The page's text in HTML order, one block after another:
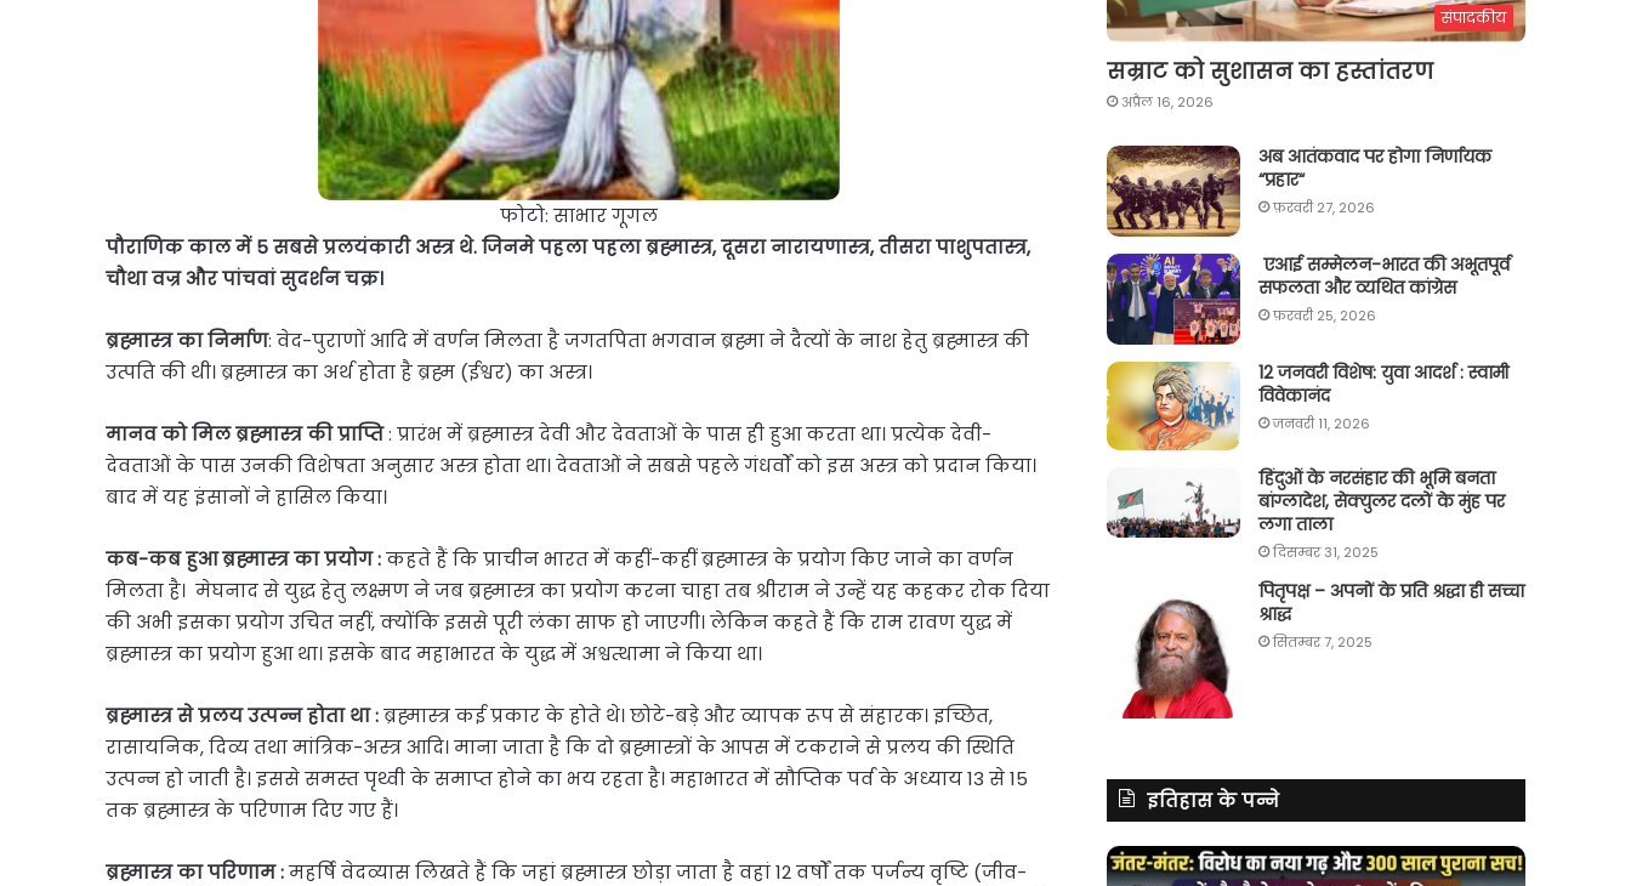
फोटो: साभार गूगल
पौराणिक काल में 5 सबसे प्रलयंकारी अस्त्र थे. जिनमे पहला पहला ब्रह्मास्त्र, दूसरा नारायणास्त्र, तीसरा पाशुपतास्त्र,
चौथा वज्र और पांचवां सुदर्शन चक्र।
ब्रह्मास्त्र का निर्माण: वेद-पुराणों आदि में वर्णन मिलता है जगतपिता भगवान ब्रह्मा ने दैत्यों के नाश हेतु ब्रह्मास्त्र की
उत्पति की थी। ब्रह्मास्त्र का अर्थ होता है ब्रह्म (ईश्वर) का अस्त्र।
मानव को मिल ब्रह्मास्त्र की प्राप्ति: प्रारंभ में ब्रह्मास्त्र देवी और देवताओं के पास ही हुआ करता था। प्रत्येक देवी-
देवताओं के पास उनकी विशेषता अनुसार अस्त्र होता था। देवताओं ने सबसे पहले गंधर्वों को इस अस्त्र को प्रदान किया।
बाद में यह इंसानों ने हासिल किया।
कब-कब हुआ ब्रह्मास्त्र का प्रयोग :कहते हैं कि प्राचीन भारत में कहीं-कहीं ब्रह्मास्त्र के प्रयोग किए जाने का वर्णन
मिलता है। मेघनाद से युद्ध हेतु लक्ष्मण ने जब ब्रह्मास्त्र का प्रयोग करना चाहा तब श्रीराम ने उन्हें यह कहकर रोक दिया
की अभी इसका प्रयोग उचित नहीं, क्योंकि इससे पूरी लंका साफ हो जाएगी। लेकिन कहते हैं कि राम रावण युद्ध में
ब्रह्मास्त्र का प्रयोग हुआ था। इसके बाद महाभारत के युद्ध में अश्वत्थामा ने किया था।
ब्रह्मास्त्र से प्रलय उत्पन्न होता था :ब्रह्मास्त्र कई प्रकार के होते थे। छोटे-बड़े और व्यापक रूप से संहारक। इच्छित,
रासायनिक, दिव्य तथा मांत्रिक-अस्त्र आदि। माना जाता है कि दो ब्रह्मास्त्रों के आपस में टकराने से प्रलय की स्थिति
उत्पन्न हो जाती है। इससे समस्त पृथ्वी के समाप्त होने का भय रहता है। महाभारत में सौप्तिक पर्व के अध्याय 13 से 15
तक ब्रह्मास्त्र के परिणाम दिए गए हैं।
ब्रह्मास्त्र का परिणाम :महर्षि वेदव्यास लिखते हैं कि जहां ब्रह्मास्त्र छोड़ा जाता है वहां 12 वर्षों तक पर्जन्य वृष्टि (जीव-
संपादकीय
सम्राट को सुशासन का हस्तांतरण
अप्रैल 16, 2026
अब आतंकवाद पर होगा निर्णायक
“प्रहार“
फ़रवरी 27, 2026
एआई सम्मेलन-भारत की अभूतपूर्व
सफलता और व्यथित कांग्रेस
फ़रवरी 25, 2026
12 जनवरी विशेष: युवा आदर्श : स्वामी
विवेकानंद
जनवरी 11, 2026
हिंदुओं के नरसंहार की भूमि बनता
बांग्लादेश, सेक्युलर दलों के मुंह पर
लगा ताला
दिसम्बर 31, 2025
पितृपक्ष – अपनों के प्रति श्रद्धा ही सच्चा
श्राद्ध
सितम्बर 7, 2025
इतिहास के पन्ने